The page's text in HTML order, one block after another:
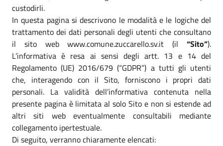
custodirli.
In questa pagina si descrivono le modalità e le logiche del
trattamento dei dati personali degli utenti che consultano
il sito web www.comune.zuccarello.sv.it (il “Sito”).
L’informativa è resa ai sensi degli artt. 13 e 14 del
Regolamento (UE) 2016/679 (“GDPR”) a tutti gli utenti
che, interagendo con il Sito, forniscono i propri dati
personali. La validità dell’informativa contenuta nella
presente pagina è limitata al solo Sito e non si estende ad
altri siti web eventualmente consultabili mediante
collegamento ipertestuale.
Di seguito, verranno chiaramente elencati: